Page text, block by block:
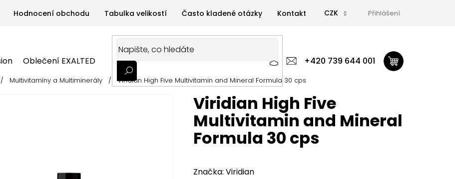
Hodnocení obchodu Tabulka velikostí Často kladené otázky Kontakt CZK Přihlášení
+420 739 644 001
Oblečení EXALTED Oblečení GYMTIME Sportovní výživa Zdravá výživa Doplňky GymTime Magazín
Oblečení GYMTIME Sportovní výživa Zdravá výživa Doplňky GymTime Magazín
/ Multivitamíny a Multiminerály / Viridian High Five Multivitamin and Mineral Formula 30 cps
Viridian High Five
Multivitamin and Mineral
Formula 30 cps
Značka: Viridian